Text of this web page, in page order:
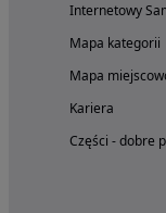
Internetowy
Mapa kategorii
Mapa
Kariera
Części - dobre